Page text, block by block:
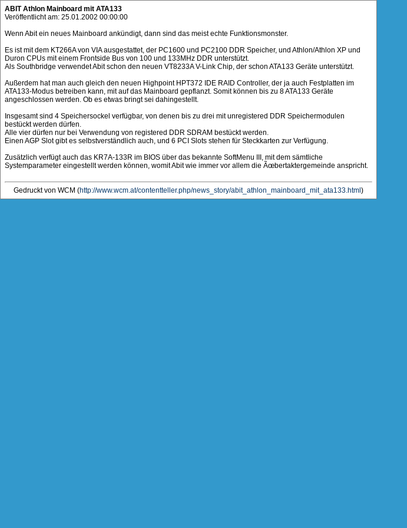
ABIT Athlon Mainboard mit ATA133
Veröffentlicht am: 25.01.2002 00:00:00
Wenn Abit ein neues Mainboard ankündigt, dann sind das meist echte Funktionsmonster.
Es ist mit dem KT266A von VIA ausgestattet, der PC1600 und PC2100 DDR Speicher, und Athlon/Athlon XP und
Duron CPUs mit einem Frontside Bus von 100 und 133MHz DDR unterstützt.
Als Southbridge verwendet Abit schon den neuen VT8233A V-Link Chip, der schon ATA133 Geräte unterstützt.
Außerdem hat man auch gleich den neuen Highpoint HPT372 IDE RAID Controller, der ja auch Festplatten im
ATA133-Modus betreiben kann, mit auf das Mainboard gepflanzt. Somit können bis zu 8 ATA133 Geräte
angeschlossen werden. Ob es etwas bringt sei dahingestellt.
Insgesamt sind 4 Speichersockel verfügbar, von denen bis zu drei mit unregistered DDR Speichermodulen
bestückt werden dürfen.
Alle vier dürfen nur bei Verwendung von registered DDR SDRAM bestückt werden.
Einen AGP Slot gibt es selbstverständlich auch, und 6 PCI Slots stehen für Steckkarten zur Verfügung.
Zusätzlich verfügt auch das KR7A-133R im BIOS über das bekannte SoftMenu III, mit dem sämtliche
Systemparameter eingestellt werden können, womit Abit wie immer vor allem die Ãœbertaktergemeinde anspricht.
Gedruckt von WCM (http://www.wcm.at/contentteller.php/news_story/abit_athlon_mainboard_mit_ata133.html )